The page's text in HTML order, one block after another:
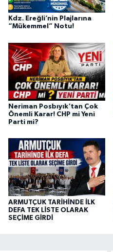
Kdz. Ereğli’nin Plajlarına
“Mükemmel” Notu!
Neriman Posbıyık'tan Çok
Önemli Karar! CHP mi Yeni
Parti mi?
ARMUTÇUK TARİHİNDE İLK
DEFA TEK LİSTE OLARAK
SEÇİME GİRDİ